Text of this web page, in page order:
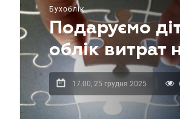
Бухоблік
Подаруємо
облік витрат
17.00, 25 грудня 2025